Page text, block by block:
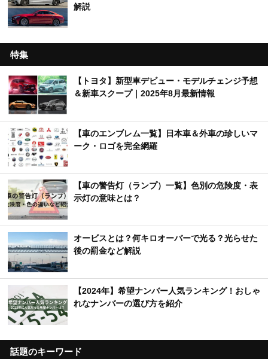
解説
特集
【トヨタ】新型車デビュー・モデルチェンジ予想
＆新車スクープ｜2025年8月最新情報
【車のエンブレム一覧】日本車＆外車の珍しいマ
ーク・ロゴを完全網羅
【車の警告灯（ランプ）一覧】色別の危険度・表
示灯の意味とは？
オービスとは？何キロオーバーで光る？光らせた
後の罰金など解説
【2024年】希望ナンバー人気ランキング！おしゃ
れなナンバーの選び方を紹介
話題のキーワード